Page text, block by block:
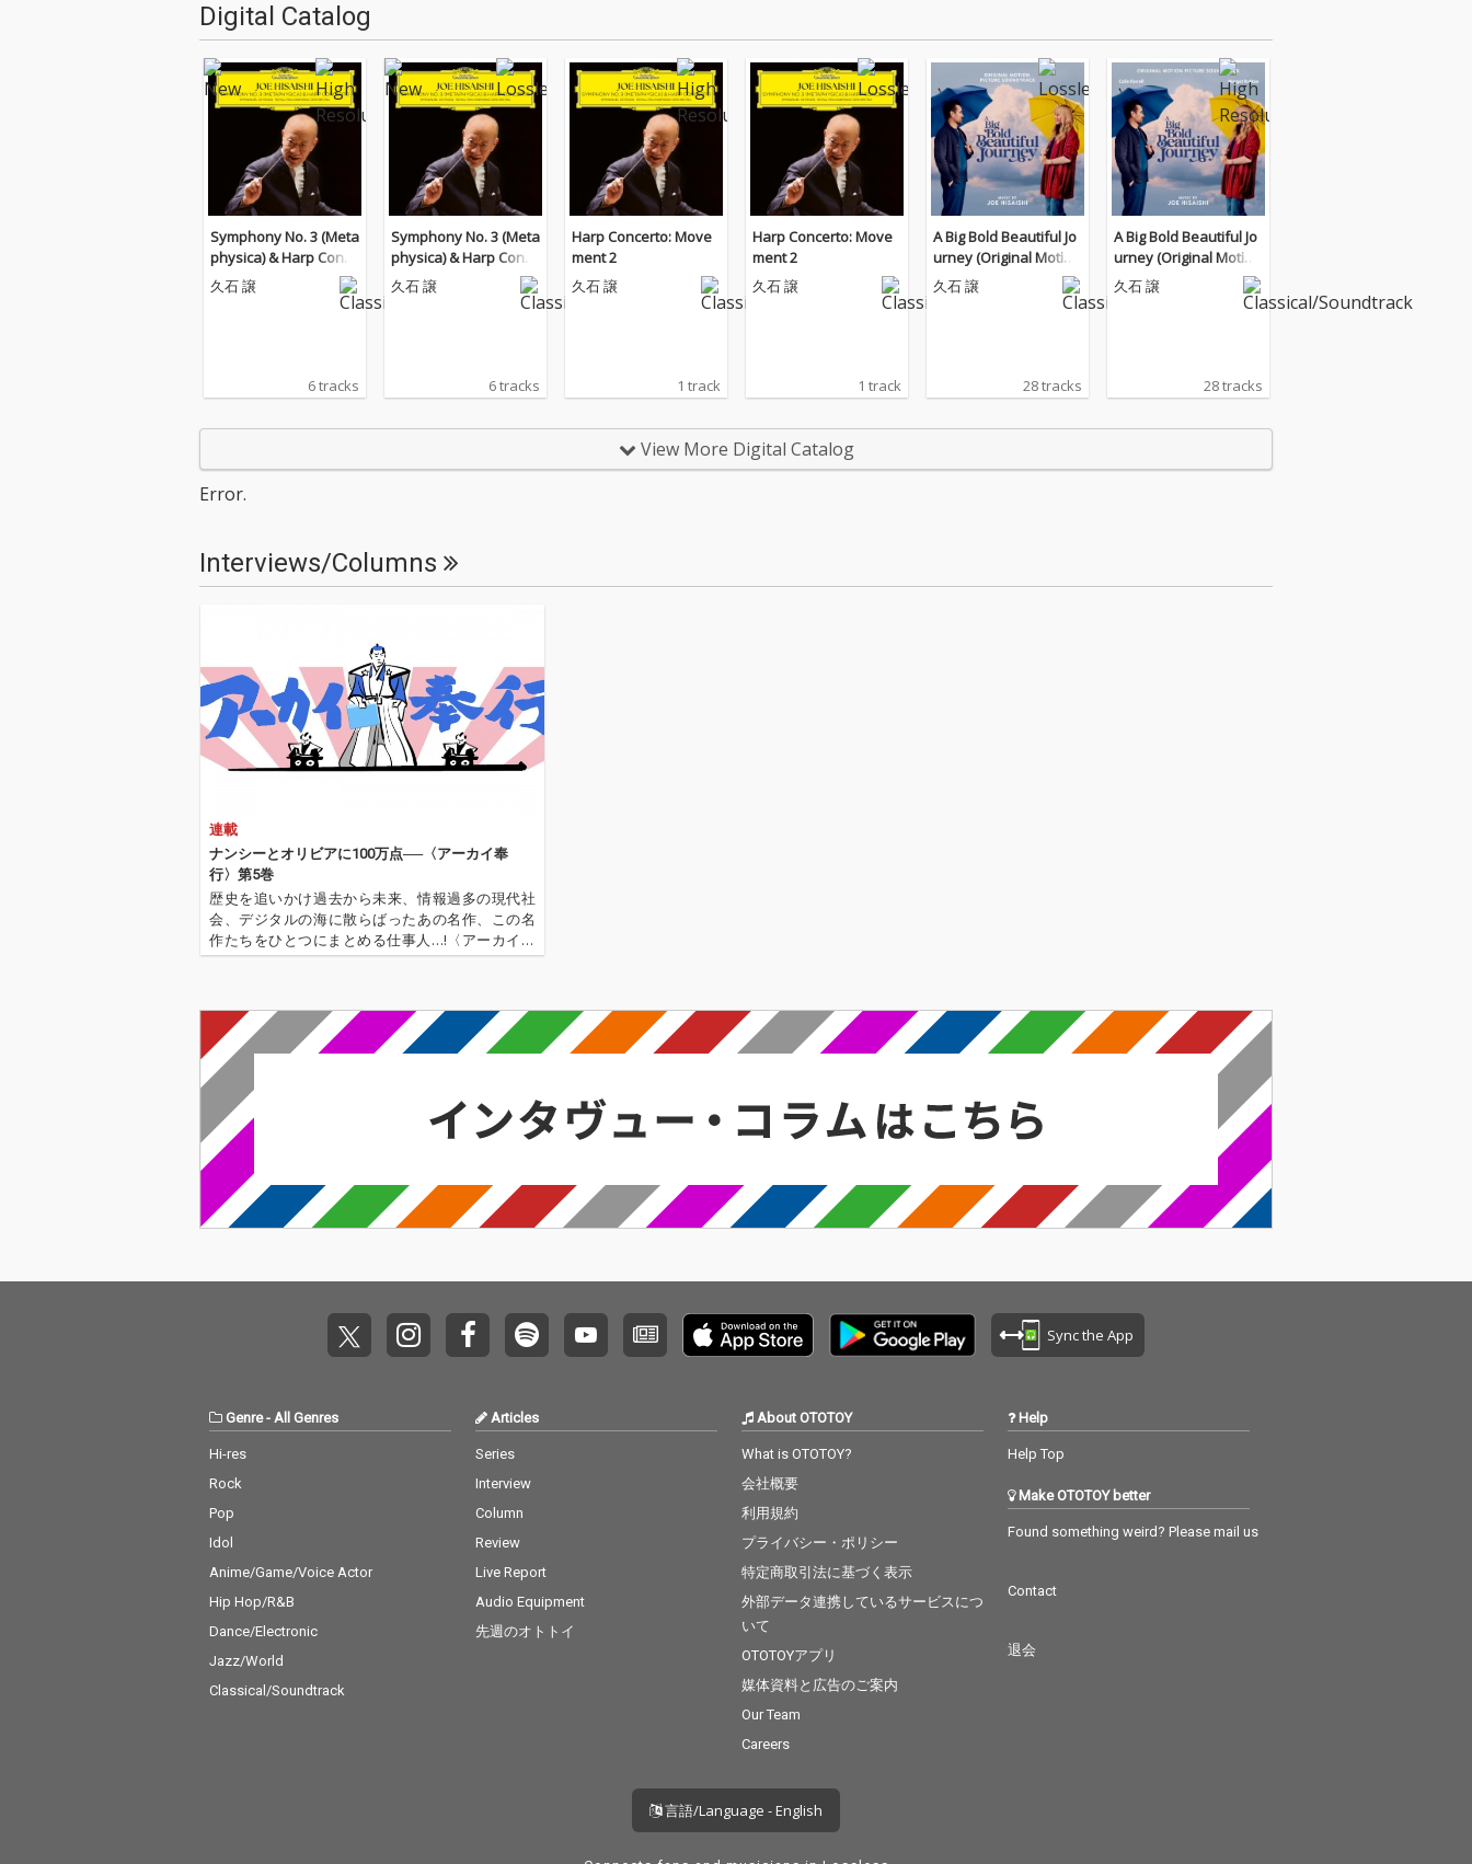
Digital Catalog
Symphony No. 3 (Meta
physica) & Harp Conce
rto
久石 譲
6 tracks
Symphony No. 3 (Meta
physica) & Harp Conce
rto
久石 譲
6 tracks
Harp Concerto: Move
ment 2
久石 譲
1 track
Harp Concerto: Move
ment 2
久石 譲
1 track
A Big Bold Beautiful Jo
urney (Original Motion
Picture Soundtrack)
久石 譲
28 tracks
A Big Bold Beautiful Jo
urney (Original Motion
Picture Soundtrack)
久石 譲
28 tracks
View More Digital Catalog
Error.
Interviews/Columns
連載
ナンシーとオリビアに100万点──〈アーカイ奉
行〉第5巻
歴史を追いかけ過去から未来、情報過多の現代社
会、デジタルの海に散らばったあの名作、この名
作たちをひとつにまとめる仕事人…!〈アーカイ奉
行〉が今日もデジタルの乱世を治める…!'''〈アーカ
Sync the App
Genre- All Genres
Hi-res
Rock
Pop
Idol
Anime/Game/Voice Actor
Hip Hop/R&B
Dance/Electronic
Jazz/World
Classical/Soundtrack
Articles
Series
Interview
Column
Review
Live Report
Audio Equipment
先週のオトトイ
About OTOTOY
What is OTOTOY?
会社概要
利用規約
プライバシー・ポリシー
特定商取引法に基づく表示
外部データ連携しているサービスにつ
いて
OTOTOYアプリ
媒体資料と広告のご案内
Our Team
Careers
Help
Help Top
Make OTOTOY better
Found something weird? Please mail us
Contact
退会
言語/Language - English